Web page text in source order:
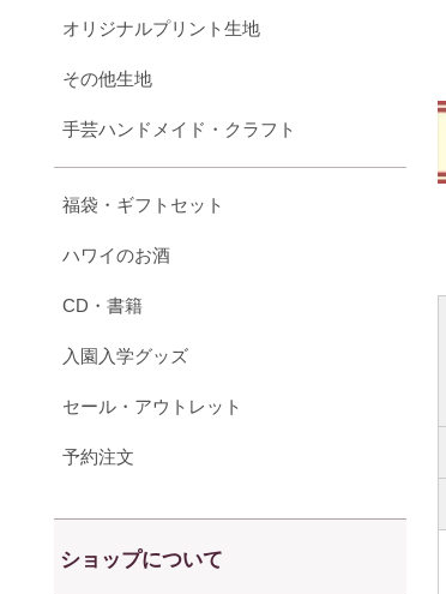
オリジナルプリント生地
その他生地
手芸ハンドメイド・クラフト
福袋・ギフトセット
ハワイのお酒
CD・書籍
入園入学グッズ
セール・アウトレット
予約注文
ショップについて